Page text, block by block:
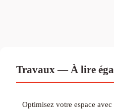
Travaux — À lire
Optimisez votre espace